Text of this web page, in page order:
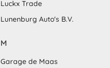
Luckx Trade
Lunenburg Auto's B.V.
M
Garage de Maas